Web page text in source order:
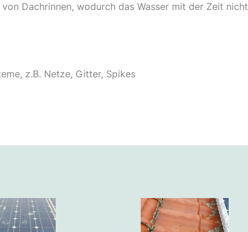
Dachrinnen, wodurch das Wasser mit der Zeit nicht
z.B. Netze, Gitter, Spikes